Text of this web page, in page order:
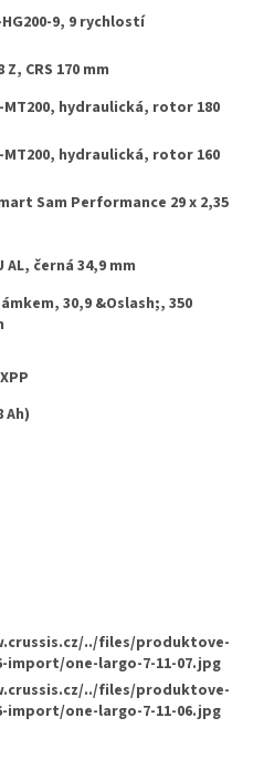
HG200-9, 9 rychlostí
CRS 170 mm
MT200, hydraulická, rotor 180
MT200, hydraulická, rotor 160
Sam Performance 29 x 2,35
AL, černá 34,9 mm
30,9 &Oslash;, 350
Ah)
../files/produktove-
import/one-largo-7-11-07.jpg
../files/produktove-
import/one-largo-7-11-06.jpg